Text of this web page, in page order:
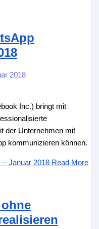
2018
Inc.) bringt mit
der Unternehmen mit
kommunizieren können.
Januar 2018Read More